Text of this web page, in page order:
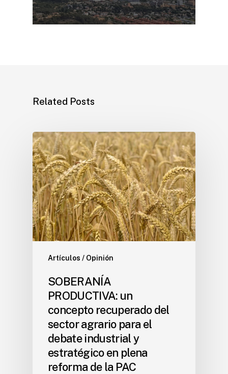
Related Posts
Artículos / Opinión
SOBERANÍA
PRODUCTIVA: un
concepto recuperado del
sector agrario para el
debate industrial y
estratégico en plena
reforma de la PAC